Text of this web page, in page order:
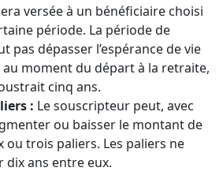
versée à un bénéficiaire choisi
période. La période de
pas dépasser l’espérance de vie
moment du départ à la retraite,
cinq ans.
: Le souscripteur peut, avec
ou baisser le montant de
ou trois paliers. Les paliers ne
dix ans entre eux.